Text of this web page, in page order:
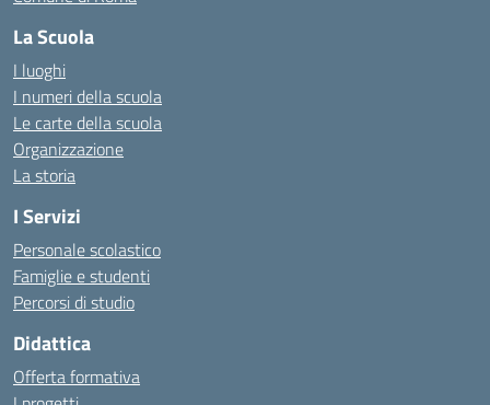
La Scuola
I luoghi
I numeri della scuola
Le carte della scuola
Organizzazione
La storia
I Servizi
Personale scolastico
Famiglie e studenti
Percorsi di studio
Didattica
Offerta formativa